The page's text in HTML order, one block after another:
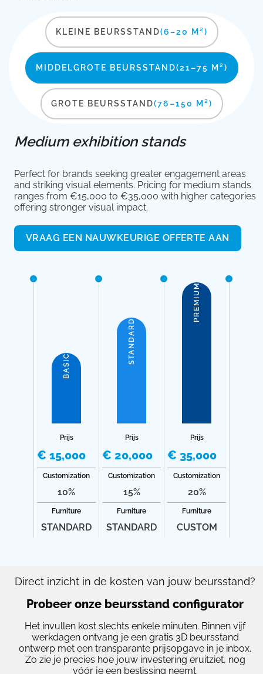
KLEINE BEURSSTAND(6–20 M²)
MIDDELGROTE BEURSSTAND(21–75 M²)
GROTE BEURSSTAND(76–150 M²)
Medium exhibition stands
Perfect for brands seeking greater engagement areas
and striking visual elements. Pricing for medium stands
ranges from €15,000 to €35,000 with higher categories
offering stronger visual impact.
VRAAG EEN NAUWKEURIGE OFFERTE AAN
BASIC
Prijs
€ 15,000
Customization
10%
Furniture
STANDARD
STANDARD
Prijs
€ 20,000
Customization
15%
Furniture
STANDARD
PREMIUM
Prijs
€ 35,000
Customization
20%
Furniture
CUSTOM
Direct inzicht in de kosten van jouw beursstand?
Probeer onze beursstand configurator
Het invullen kost slechts enkele minuten. Binnen vijf
werkdagen ontvang je een gratis 3D beursstand
ontwerp met een transparante prijsopgave in je inbox.
Zo zie je precies hoe jouw investering eruitziet, nog
vóór je een beslissing neemt.